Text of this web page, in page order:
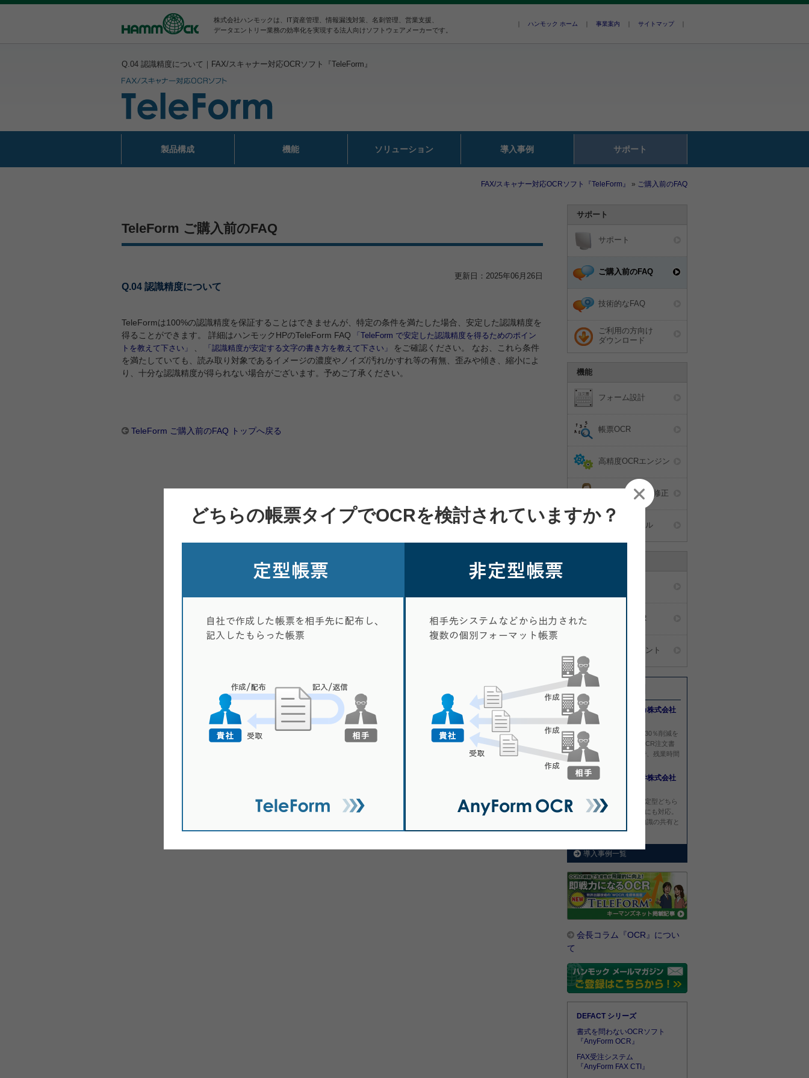
株式会社ハンモックは、IT資産管理、情報漏洩対策、名刺管理、営業支援、
データエントリー業務の効率化を実現する法人向けソフトウェアメーカーです。
ハンモック ホーム 事業案内 サイトマップ
どちらの帳票タイプでOCRを検討されていますか？
Q.04 認識精度について｜FAX/スキャナー対応OCRソフト『TeleForm』
製品構成 機能 ソリューション 導入事例 サポート
FAX/スキャナー対応OCRソフト『TeleForm』 » ご購入前のFAQ
TeleForm ご購入前のFAQ
更新日：2025年06月26日
Q.04 認識精度について
TeleFormは100%の認識精度を保証することはできませんが、特定の条件を満たした場合、安定した認識精度を
得ることができます。 詳細はハンモックHPのTeleForm FAQ
「TeleForm で安定した認識精度を得るためのポイン
トを教えて下さい」
、 「認識精度が安定する文字の書き方を教えて下さい」
をご確認ください。 なお、これら条件
を満たしていても、読み取り対象であるイメージの濃度やノイズ/汚れ/かすれ等の有無、歪みや傾き、縮小によ
り、十分な認識精度が得られない場合がございます。予めご了承ください。
TeleForm ご購入前のFAQ トップへ戻る
サポート
サポート
ご購入前のFAQ
技術的なFAQ
ご利用の方向け
ダウンロード
機能
フォーム設計
帳票OCR
高精度OCRエンジン
データの確認・修正
電子伝票ツール
統一伝票OCR
シンクライアント
最新導入事例
ハマナカ株式会社
作業人員30％削減を
OCR注文書
の利用率を高めることで、残業時間
が大幅削減。
東海光学株式会社
定型、非定型どちら
の注文書にも対応。
入力業務の見える化で知識の共有と
適切な人員配置を実現。
導入事例一覧
会長コラム『OCR』につい
て
DEFACT シリーズ
書式を問わないOCRソフト
『AnyForm OCR』
FAX受注システム
『AnyForm FAX CTI』